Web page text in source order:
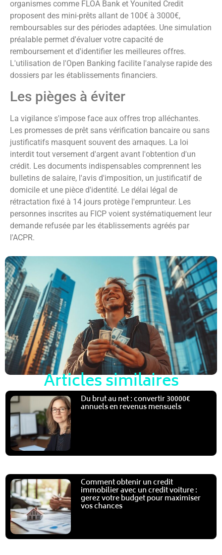
organismes comme FLOA Bank et Younited Credit
proposent des mini-prêts allant de 100€ à 3000€,
remboursables sur des périodes adaptées. Une simulation
préalable permet d'évaluer votre capacité de
remboursement et d'identifier les meilleures offres.
L'utilisation de l'Open Banking facilite l'analyse rapide des
dossiers par les établissements financiers.
Les pièges à éviter
La vigilance s'impose face aux offres trop alléchantes.
Les promesses de prêt sans vérification bancaire ou sans
justificatifs masquent souvent des arnaques. La loi
interdit tout versement d'argent avant l'obtention d'un
crédit. Les documents indispensables comprennent les
bulletins de salaire, l'avis d'imposition, un justificatif de
domicile et une pièce d'identité. Le délai légal de
rétractation fixé à 14 jours protège l'emprunteur. Les
personnes inscrites au FICP voient systématiquement leur
demande refusée par les établissements agréés par
l'ACPR.
Articles similaires
Du brut au net : convertir 30000€
annuels en revenus mensuels
Comment obtenir un credit
immobilier avec un credit voiture :
gerez votre budget pour maximiser
vos chances